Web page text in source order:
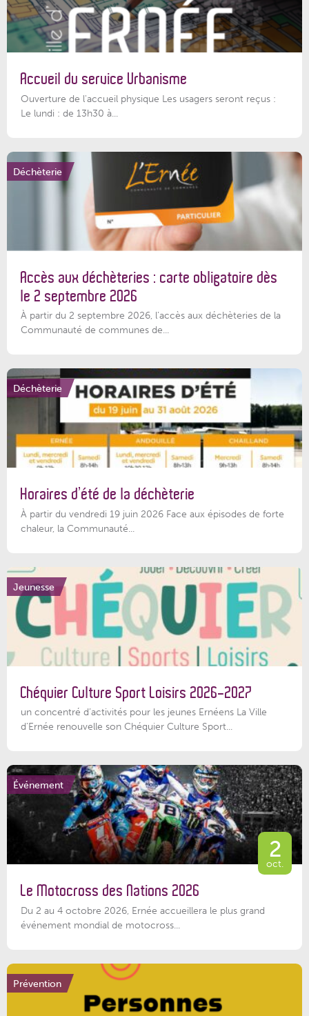
Accueil du service Urbanisme
Ouverture de l'accueil physique Les usagers seront reçus :
Le lundi : de 13h30 à...
Déchèterie
Accès aux déchèteries : carte obligatoire dès
le 2 septembre 2026
À partir du 2 septembre 2026, l’accès aux déchèteries de la
Communauté de communes de...
Déchèterie
Horaires d’été de la déchèterie
À partir du vendredi 19 juin 2026 Face aux épisodes de forte
chaleur, la Communauté...
Jeunesse
Chéquier Culture Sport Loisirs 2026-2027
un concentré d’activités pour les jeunes Ernéens La Ville
d’Ernée renouvelle son Chéquier Culture Sport...
Événement
2
oct.
Le Motocross des Nations 2026
Du 2 au 4 octobre 2026, Ernée accueillera le plus grand
événement mondial de motocross...
Prévention